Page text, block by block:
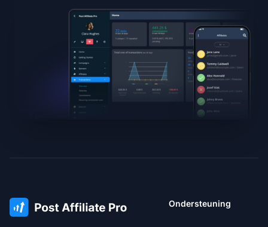
Ondersteuning